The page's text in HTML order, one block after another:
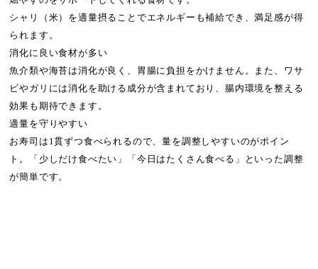
シャリ（米）を適量摂ることでエネルギーも補給でき、満足感が得
られます。
消化に良い食材が多い
魚介類や海苔は消化が良く、胃腸に負担をかけません。また、ワサ
ビやガリには消化を助ける成分が含まれており、腸内環境を整える
効果も期待できます。
適量を守りやすい
お寿司は1貫ずつ食べられるので、量を調整しやすいのがポイン
ト。「少しだけ食べたい」「今日はたくさん食べる」といった調整
が簡単です。